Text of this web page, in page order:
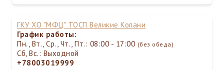
ГКУ ХО "МФЦ" ТОСП Великие Копани
График работы:
Пн., Вт., Ср., Чт., Пт.: 08:00 - 17:00 (без обеда)
Сб, Вс.: Выходной
+78003019999